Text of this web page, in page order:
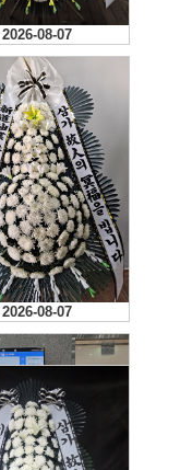
2026-08-07
2026-08-07